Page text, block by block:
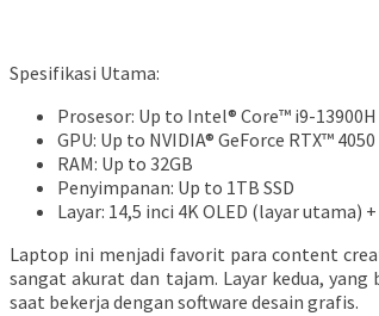
Spesifikasi Utama:
Prosesor: Up to Intel® Core™ i9-13900H
GPU: Up to NVIDIA® GeForce RTX™ 4050
RAM: Up to 32GB
Penyimpanan: Up to 1TB SSD
Layar: 14,5 inci 4K OLED (layar utama)
Laptop ini menjadi favorit para content
sangat akurat dan tajam. Layar kedua,
saat bekerja dengan software desain grafis.